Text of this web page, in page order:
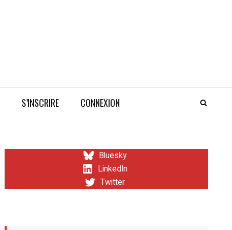
S’INSCRIRE CONNEXION
Bluesky
LinkedIn
Twitter